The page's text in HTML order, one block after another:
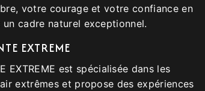
votre courage et votre confiance en
cadre naturel exceptionnel.
EXTREME
EXTREME est spécialisée dans les
extrêmes et propose des expériences